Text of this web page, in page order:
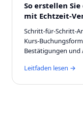
So erstellen
mit Echtzeit-
Schritt-für-Schritt-
Kurs-
Bestätigungen und
Leitfaden lesen →